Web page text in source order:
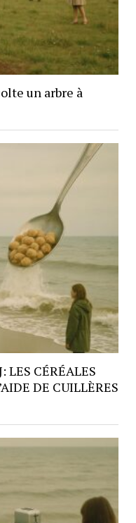
un arbre à
LES CÉRÉALES
DE CUILLÈRES